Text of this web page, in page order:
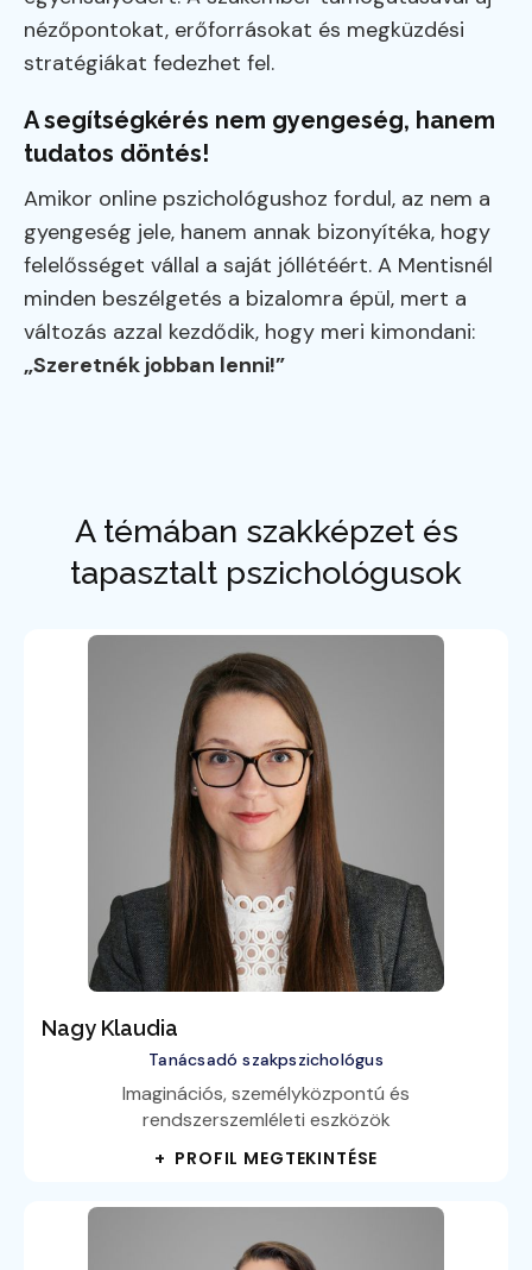
nézőpontokat, erőforrásokat és megküzdési
stratégiákat fedezhet fel.
A segítségkérés nem gyengeség, hanem
tudatos döntés!
Amikor online pszichológushoz fordul, az nem a
gyengeség jele, hanem annak bizonyítéka, hogy
felelősséget vállal a saját jóllétéért. A Mentisnél
minden beszélgetés a bizalomra épül, mert a
változás azzal kezdődik, hogy meri kimondani:
„Szeretnék jobban lenni!”
A témában szakképzet és
tapasztalt pszichológusok
Nagy Klaudia
Tanácsadó szakpszichológus
Imaginációs, személyközpontú és
rendszerszemléleti eszközök
+ PROFIL MEGTEKINTÉSE